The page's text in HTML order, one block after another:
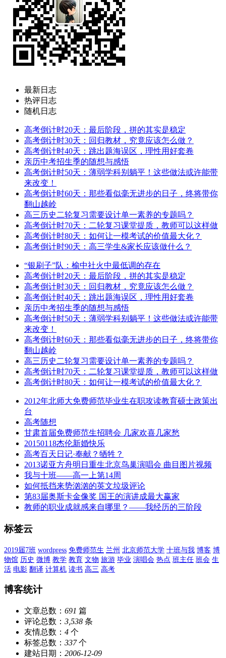
最新日志
热评日志
随机日志
高考倒计时20天：最后阶段，拼的其实是稳定
高考倒计时30天：回归教材，究竟应该怎么做？
高考倒计时40天：跳出题海误区，理性用好套卷
亲历中考招生季的随想与感悟
高考倒计时50天：薄弱学科别躺平！这些做法或许能带
来改变！
高考倒计时60天：那些看似毫无进步的日子，终将带你
翻山越岭
高三历史二轮复习需要设计单一素养的专题吗？
高考倒计时70天：二轮复习课堂提质，教师可以这样做
高考倒计时80天：如何让一模考试的价值最大化？
高考倒计时90天：高三学生&家长应该做什么？
“银刷子”队：榆中社火中最低调的存在
高考倒计时20天：最后阶段，拼的其实是稳定
高考倒计时30天：回归教材，究竟应该怎么做？
高考倒计时40天：跳出题海误区，理性用好套卷
亲历中考招生季的随想与感悟
高考倒计时50天：薄弱学科别躺平！这些做法或许能带
来改变！
高考倒计时60天：那些看似毫无进步的日子，终将带你
翻山越岭
高三历史二轮复习需要设计单一素养的专题吗？
高考倒计时70天：二轮复习课堂提质，教师可以这样做
高考倒计时80天：如何让一模考试的价值最大化？
2012年北师大免费师范毕业生在职攻读教育硕士政策出
台
高考随想
甘肃首届免费师范生招聘会 几家欢喜几家愁
20150118杰伦新婚快乐
高考百天日记·奉献？牺牲？
2013诺亚方舟明日重生北京鸟巢演唱会 曲目图片视频
我与十班——高一上第14周
如何抵挡来势汹汹的英文垃圾评论
第83届奥斯卡金像奖 国王的演讲成最大赢家
教师的职业成就感来自哪里？——我经历的三阶段
标签云
2019届7班 wordpress 免费师范生 兰州 北京师范大学 十班与我 博客 博
物馆 历史 微博 教学 教育 文物 旅游 毕业 演唱会 热点 班主任 班会 生
活 电影 翻译 计算机 读书 高三 高考
博客统计
文章总数： 691 篇
评论总数： 3,538 条
友情总数： 4 个
标签总数： 337个
建站日期： 2006-12-09